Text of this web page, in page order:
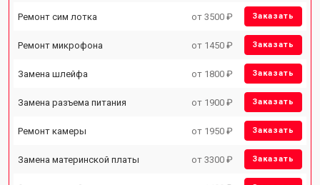
Ремонт сим лотка от 3500 ₽ Заказать
Ремонт микрофона от 1450 ₽ Заказать
Замена шлейфа от 1800 ₽ Заказать
Замена разъема питания от 1900 ₽ Заказать
Ремонт камеры от 1950 ₽ Заказать
Замена материнской платы от 3300 ₽ Заказать